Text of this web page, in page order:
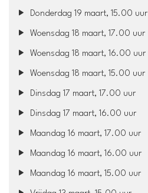
Donderdag 19 maart, 15.00 uur
Woensdag 18 maart, 17.00 uur
Woensdag 18 maart, 16.00 uur
Woensdag 18 maart, 15.00 uur
Dinsdag 17 maart, 17.00 uur
Dinsdag 17 maart, 16.00 uur
Maandag 16 maart, 17.00 uur
Maandag 16 maart, 16.00 uur
Maandag 16 maart, 15.00 uur